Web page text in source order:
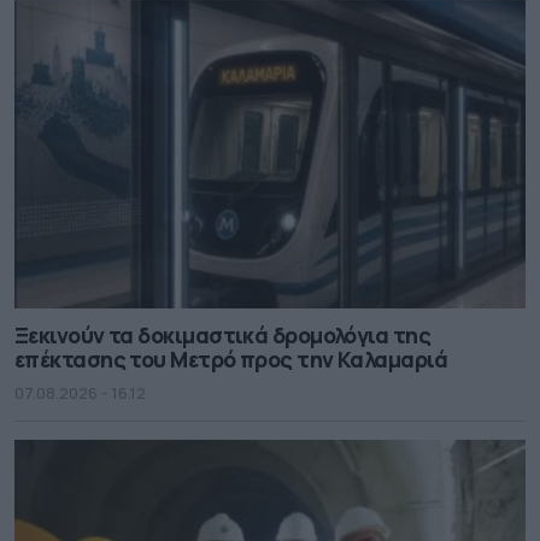
Ξεκινούν τα δοκιμαστικά δρομολόγια της
επέκτασης του Μετρό προς την Καλαμαριά
07.08.2026 - 16.12